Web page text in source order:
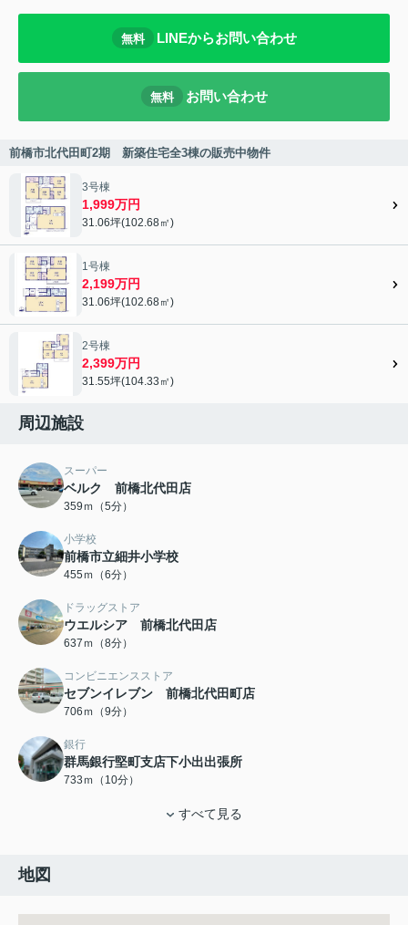
無料 LINEからお問い合わせ
無料 お問い合わせ
前橋市北代田町2期 新築住宅全3棟の販売中物件
3号棟
1,999万円
31.06坪(102.68㎡)
1号棟
2,199万円
31.06坪(102.68㎡)
2号棟
2,399万円
31.55坪(104.33㎡)
周辺施設
スーパー
ベルク 前橋北代田店
359ｍ（5分）
小学校
前橋市立細井小学校
455ｍ（6分）
ドラッグストア
ウエルシア 前橋北代田店
637ｍ（8分）
コンビニエンスストア
セブンイレブン 前橋北代田町店
706ｍ（9分）
銀行
群馬銀行堅町支店下小出出張所
733ｍ（10分）
すべて見る
地図